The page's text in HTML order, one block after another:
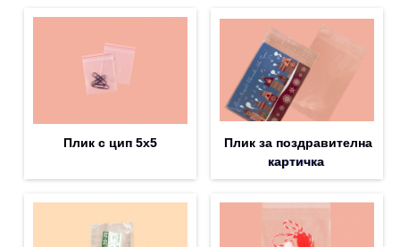
Плик с цип 5х5
Плик за поздравителна
картичка